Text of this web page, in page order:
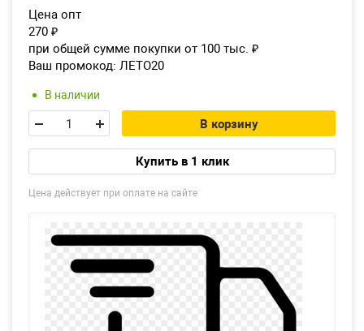
Цена опт
270 ₽
при общей сумме покупки от 100 тыс. ₽
Ваш промокод: ЛЕТО20
В наличии
В корзину
Купить в 1 клик
Цена действует при оплате на сайте